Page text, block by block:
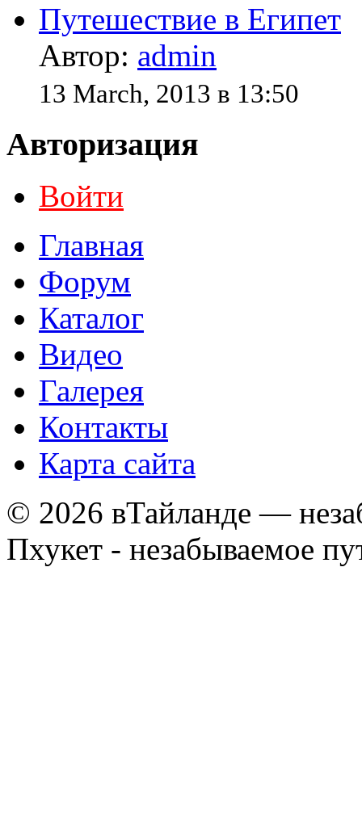
Путешествие в Египет
Автор: admin
13 March, 2013 в 13:50
Авторизация
Войти
Главная
Форум
Каталог
Видео
Галерея
Контакты
Карта сайта
© 2026 вТайланде —
Пхукет - незабываемое